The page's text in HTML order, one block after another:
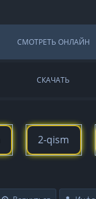
СМОТРЕТЬ ОНЛАЙН
СКАЧАТЬ
2-qism